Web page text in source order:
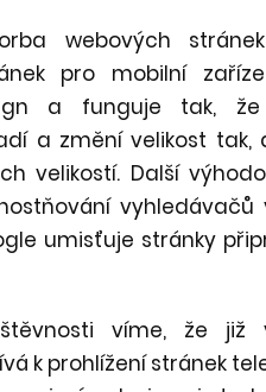
webových
pro mobilní
a funguje tak,
a změní velikost tak,
velikostí. Další
umisťuje stránky
víme, že již
k prohlížení stránek